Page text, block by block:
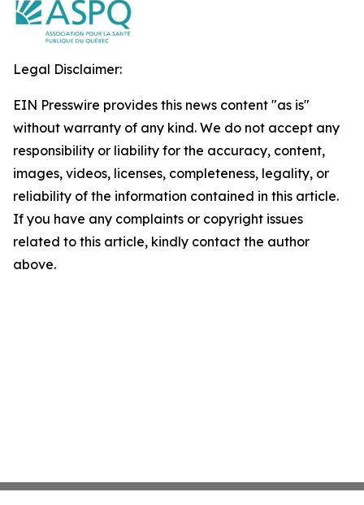
Legal Disclaimer:
EIN Presswire provides this news content "as is"
without warranty of any kind. We do not accept any
responsibility or liability for the accuracy, content,
images, videos, licenses, completeness, legality, or
reliability of the information contained in this article.
If you have any complaints or copyright issues
related to this article, kindly contact the author
above.